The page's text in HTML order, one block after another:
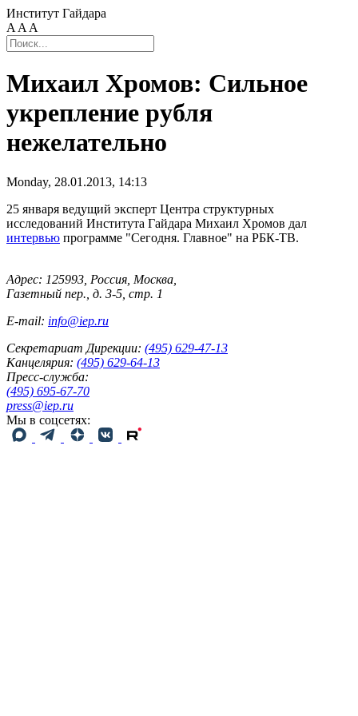
Институт Гайдара
A A A
Михаил Хромов: Сильное
укрепление рубля
нежелательно
Monday, 28.01.2013, 14:13
25 января ведущий эксперт Центра структурных
исследований Института Гайдара Михаил Хромов дал
интервью программе "Сегодня. Главное" на РБК-ТВ.
Адрес: 125993, Россия, Москва,
Газетный пер., д. 3-5, стр. 1
E-mail: info@iep.ru
Секретариат Дирекции: (495) 629-47-13
Канцелярия: (495) 629-64-13
Пресс-служба:
(495) 695-67-70
press@iep.ru
Мы в соцсетях: